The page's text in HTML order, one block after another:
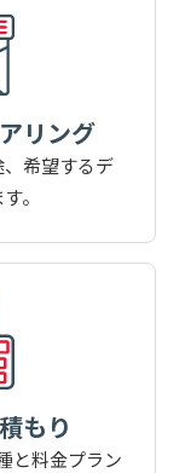
リング
希望するデ
。
もり
と料金プラン